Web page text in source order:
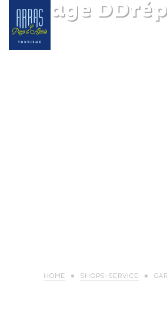
Garage
HOME SHOPS-SERVICE